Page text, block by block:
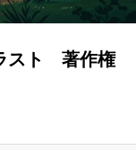
スト 著作権